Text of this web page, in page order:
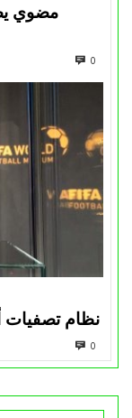
مضوي
0
نظام تصفيات
0